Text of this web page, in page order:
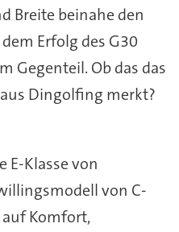
Breite beinahe den
Erfolg des G30
Gegenteil. Ob das das
Dingolfing merkt?
E-Klasse von
von C-
auf Komfort,